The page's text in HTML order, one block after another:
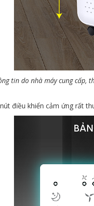
tin do nhà máy cung cấp,
điều khiển cảm ứng rất